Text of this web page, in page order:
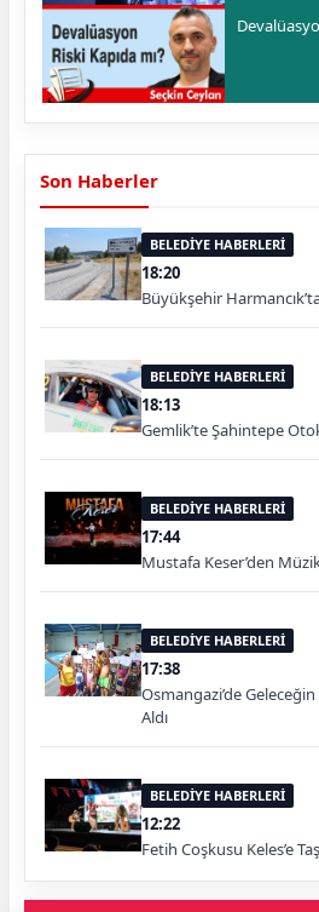
Son Haberler
BELEDİYE HABERLERİ
18:20
Büyükşehir
BELEDİYE HABERLERİ
18:13
Gemlik’te Şahintepe
BELEDİYE HABERLERİ
17:44
Mustafa Keser’den
BELEDİYE HABERLERİ
17:38
Osmangazi’de
Aldı
BELEDİYE HABERLERİ
12:22
Fetih Coşkusu Keles’e